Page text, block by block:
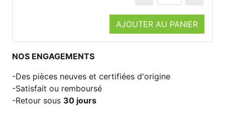
AJOUTER AU PANIER
NOS ENGAGEMENTS
Des pièces neuves et certifiées d'origine
Satisfait ou remboursé
Retour sous 30 jours